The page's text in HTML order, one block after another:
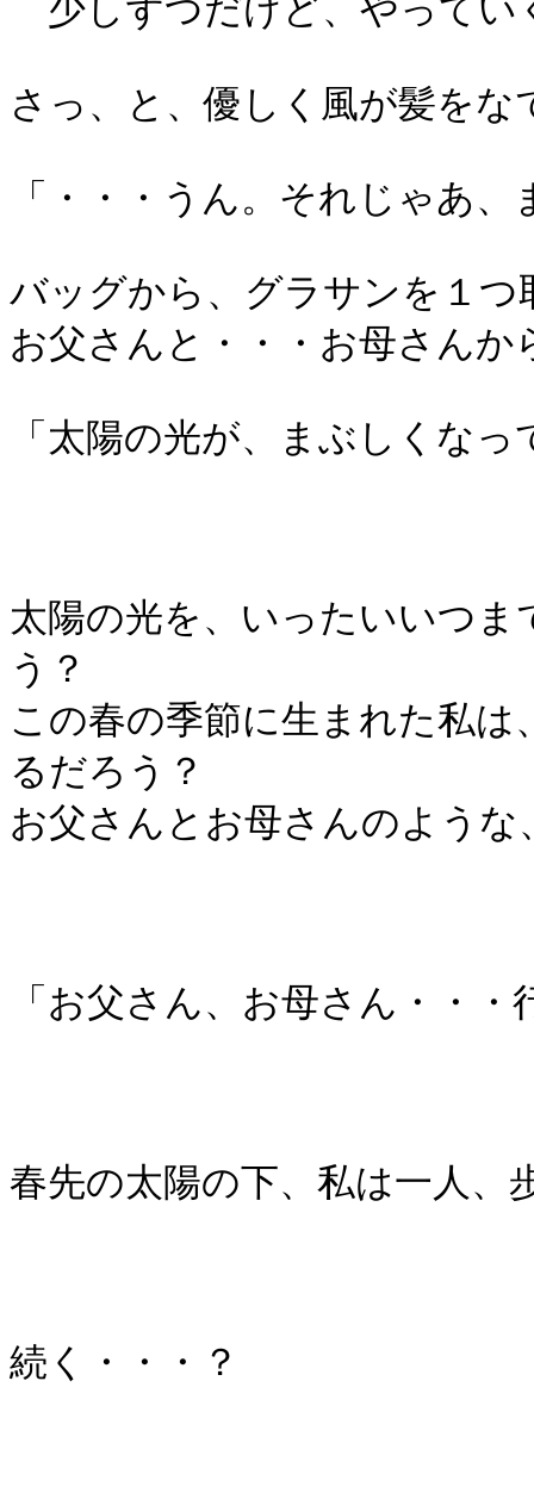
少しずつだけど、やってい
さっ、と、優しく風が髪をな
「・・・うん。それじゃあ
バッグから、グラサンを１つ
お父さんと・・・お母さん
「太陽の光が、まぶしくな
太陽の光を、いったいいつ
う？
この春の季節に生まれた私
るだろう？
お父さんとお母さんのよう
「お父さん、お母さん・・
春先の太陽の下、私は一人、
続く・・・？